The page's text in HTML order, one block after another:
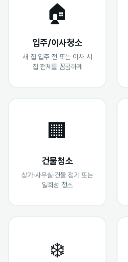
🏠
입주/이사청소
새 집 입주 전 또는 이사 시
집 전체를 꼼꼼하게
🏢
건물청소
상가·사무실·건물 정기 또는
일회성 청소
❄️